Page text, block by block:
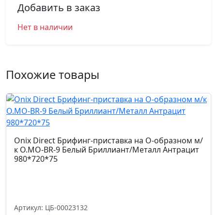
Добавить в заказ
Нет в наличии
Похожие товары
Onix Direct Брифинг-приставка на О-образном м/
к O.MO-BR-9 Белый Бриллиант/Металл Антрацит
980*720*75
Артикул: ЦБ-00023132